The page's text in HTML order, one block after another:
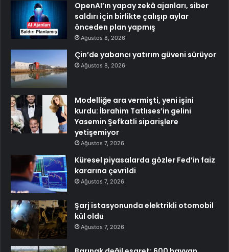
OpenAI’ın yapay zekâ ajanları, siber
saldırı için birlikte çalışıp aylar
önceden plan yapmış
Ağustos 8, 2026
Çin’de yabancı yatırım güveni sürüyor
Ağustos 8, 2026
Modelliğe ara vermişti, yeni işini
kurdu: İbrahim Tatlıses’in gelini
Yasemin Şefkatli siparişlere
yetişemiyor
Ağustos 7, 2026
Küresel piyasalarda gözler Fed’in faiz
kararına çevrildi
Ağustos 7, 2026
Şarj istasyonunda elektrikli otomobil
kül oldu
Ağustos 7, 2026